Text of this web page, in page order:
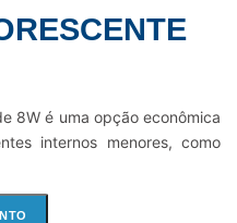
8W é uma opção econômica
internos menores, como